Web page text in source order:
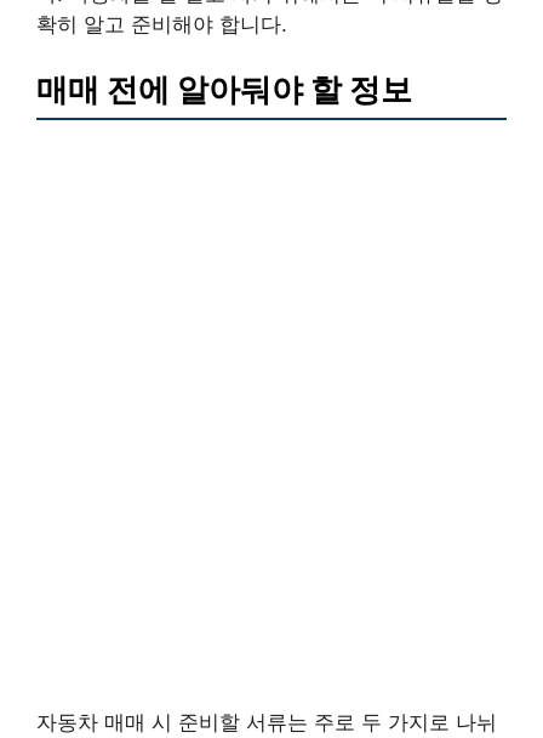
확히 알고 준비해야 합니다.
매매 전에 알아둬야 할 정보
자동차 매매 시 준비할 서류는 주로 두 가지로 나뉘